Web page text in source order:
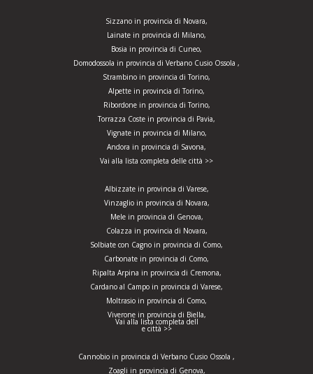
Sizzano in provincia di Novara,
Lainate in provincia di Milano,
Bosia in provincia di Cuneo,
Domodossola in provincia di Verbano Cusio Ossola ,
Strambino in provincia di Torino,
Alpette in provincia di Torino,
Ribordone in provincia di Torino,
Torrazza Coste in provincia di Pavia,
Vignate in provincia di Milano,
Andora in provincia di Savona,
Vai alla lista completa delle città >>
Albizzate in provincia di Varese,
Vinzaglio in provincia di Novara,
Mele in provincia di Genova,
Colazza in provincia di Novara,
Solbiate con Cagno in provincia di Como,
Carbonate in provincia di Como,
Ripalta Arpina in provincia di Cremona,
Cardano al Campo in provincia di Varese,
Moltrasio in provincia di Como,
Viverone in provincia di Biella,
Vai alla lista completa dell
e città >>
Cannobio in provincia di Verbano Cusio Ossola ,
Zoagli in provincia di Genova,